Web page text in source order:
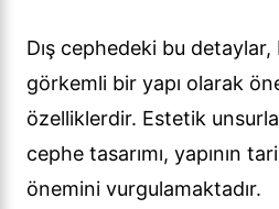
Dış cephedeki bu detaylar,
görkemli bir yapı olarak
özelliklerdir. Estetik
cephe tasarımı, yapının
önemini vurgulamaktadır.